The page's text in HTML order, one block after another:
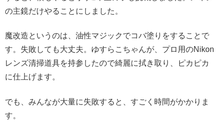
の主鏡だけやることにしました。
魔改造というのは、油性マジックでコバ塗りをすることで
す。失敗しても大丈夫。ゆすらこちゃんが、プロ用のNikon
レンズ清掃道具を持参したので綺麗に拭き取り、ピカピカ
に仕上げます。
でも、みんなが大量に失敗すると、すごく時間がかかりま
す。